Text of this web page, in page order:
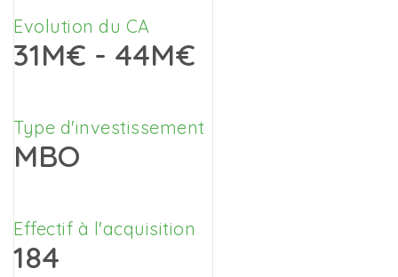
Evolution du CA
31M€ - 44M€
Type d'investissement
MBO
Effectif à l'acquisition
184